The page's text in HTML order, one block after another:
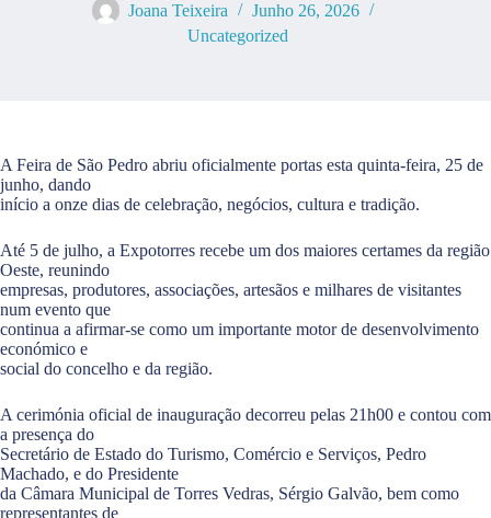
Joana Teixeira
Junho 26, 2026
Uncategorized
A Feira de São Pedro abriu oficialmente portas esta quinta-feira, 25 de
junho, dando
início a onze dias de celebração, negócios, cultura e tradição.
Até 5 de julho, a Expotorres recebe um dos maiores certames da região
Oeste, reunindo
empresas, produtores, associações, artesãos e milhares de visitantes
num evento que
continua a afirmar-se como um importante motor de desenvolvimento
económico e
social do concelho e da região.
A cerimónia oficial de inauguração decorreu pelas 21h00 e contou com
a presença do
Secretário de Estado do Turismo, Comércio e Serviços, Pedro
Machado, e do Presidente
da Câmara Municipal de Torres Vedras, Sérgio Galvão, bem como
representantes de